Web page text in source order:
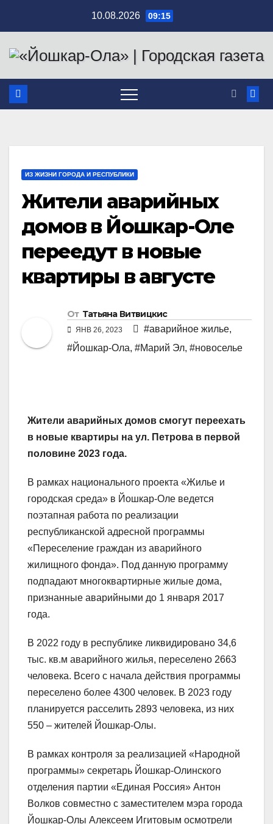
содержимому
10.08.2026 09:15
ИЗ ЖИЗНИ ГОРОДА И РЕСПУБЛИКИ
Жители аварийных
домов в Йошкар-Оле
переедут в новые
квартиры в августе
От Татьяна Витвицкис
ЯНВ 26, 2023 #аварийное жилье,
#Йошкар-Ола, #Марий Эл, #новоселье
Жители аварийных домов смогут переехать
в новые квартиры на ул. Петрова в первой
половине 2023 года.
В рамках национального проекта «Жилье и
городская среда» в Йошкар-Оле ведется
поэтапная работа по реализации
республиканской адресной программы
«Переселение граждан из аварийного
жилищного фонда». Под данную программу
подпадают многоквартирные жилые дома,
признанные аварийными до 1 января 2017
года.
В 2022 году в республике ликвидировано 34,6
тыс. кв.м аварийного жилья, переселено 2663
человека. Всего с начала действия программы
переселено более 4300 человек. В 2023 году
планируется расселить 2893 человека, из них
550 – жителей Йошкар-Олы.
В рамках контроля за реализацией «Народной
программы» секретарь Йошкар-Олинского
отделения партии «Единая Россия» Антон
Волков совместно с заместителем мэра города
Йошкар-Олы Алексеем Игитовым осмотрели